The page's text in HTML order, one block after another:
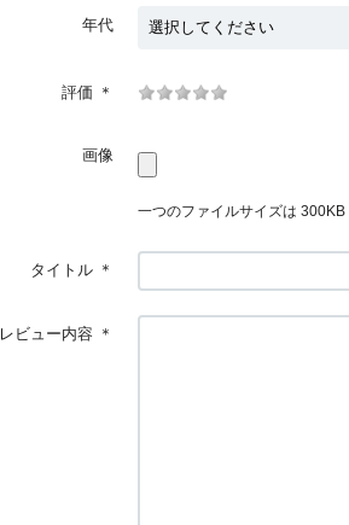
年代
評価 ＊
画像
一つのファイルサイズは 300KB
タイトル ＊
レビュー内容 ＊